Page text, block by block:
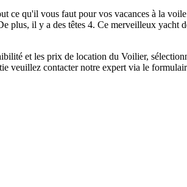
qu'il vous faut pour vos vacances à la
il y a des têtes 4. Ce merveilleux yacht
et les prix de location du Voilier,
veuillez contacter notre expert via le